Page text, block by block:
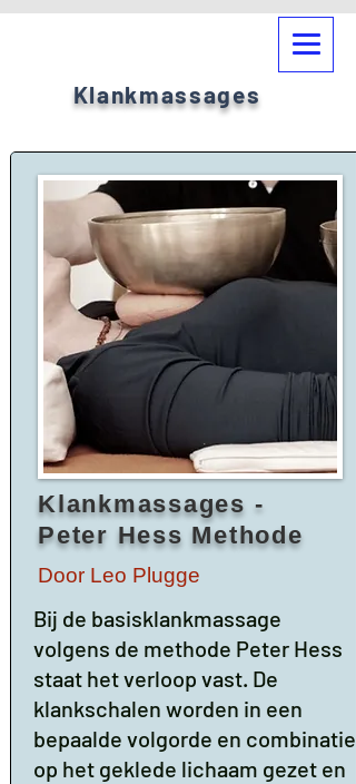
Klankmassages
Klankmassages -
Peter Hess Methode
Door Leo Plugge
Bij de basisklankmassage
volgens de methode Peter Hess
staat het verloop vast. De
klankschalen worden in een
bepaalde volgorde en combinatie
op het geklede lichaam gezet en